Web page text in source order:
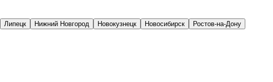
Липецк Нижний Новгород Новокузнецк Новосибирск
Ростов-на-Дону